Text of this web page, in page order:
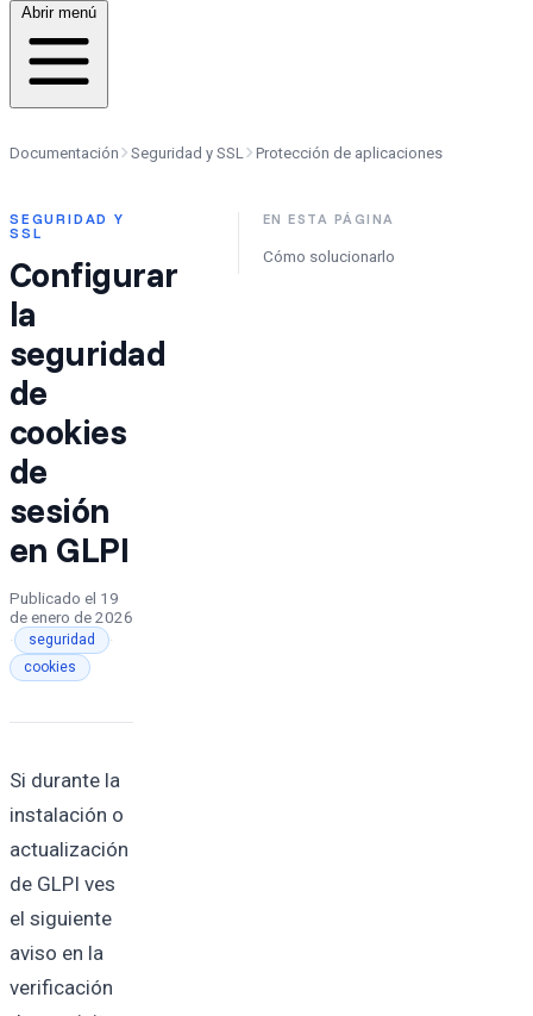
Abrir menú
Documentación Seguridad y SSL Protección de aplicaciones
SEGURIDAD Y
SSL
Configurar
la
seguridad
de
cookies
de
sesión
en GLPI
Publicado el 19
de enero de 2026
·
seguridad ·
cookies
Si durante la
instalación o
actualización
de GLPI ves
el siguiente
aviso en la
verificación
EN ESTA PÁGINA
Cómo solucionarlo